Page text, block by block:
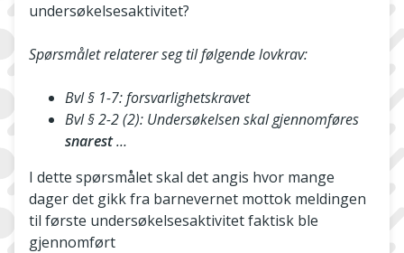
undersøkelsesaktivitet?
Spørsmålet relaterer seg til følgende lovkrav:
Bvl § 1-7: forsvarlighetskravet
Bvl § 2-2 (2): Undersøkelsen skal gjennomføres
snarest…
I dette spørsmålet skal det angis hvor mange
dager det gikk fra barnevernet mottok meldingen
til første undersøkelsesaktivitet faktisk ble
gjennomført